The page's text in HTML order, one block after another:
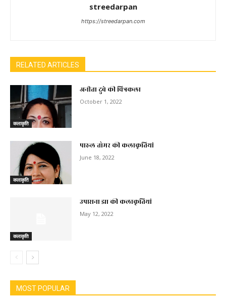
streedarpan
https://streedarpan.com
RELATED ARTICLES
कलाकृति
अनीता दुबे की चित्रकला
October 1, 2022
कलाकृति
पारुल तोमर की कलाकृतियां
June 18, 2022
कलाकृति
उपासना झा की कलाकृतियां
May 12, 2022
MOST POPULAR